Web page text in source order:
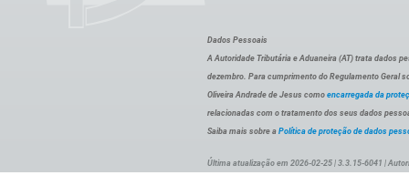
Dados Pessoais
A Autoridade Tributária e Aduaneira (AT) trata dados
dezembro. Para cumprimento do Regulamento Geral
Oliveira Andrade de Jesus como encarregada da
relacionadas com o tratamento dos seus dados
Saiba mais sobre a Política de proteção de dados
Última atualização em 2026-02-25 | 3.3.15-6041 |